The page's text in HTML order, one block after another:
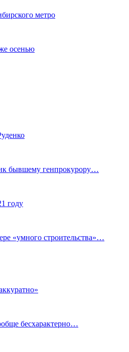
метро
осенью
бывшему генпрокурору…
году
«умного строительства»…
бесхарактерно…